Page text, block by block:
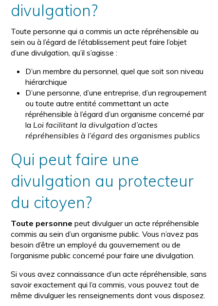
divulgation?
Toute personne qui a commis un acte répréhensible au
sein ou à l’égard de l’établissement peut faire l’objet
d’une divulgation, qu’il s’agisse :
D’un membre du personnel, quel que soit son niveau
hiérarchique
D’une personne, d’une entreprise, d’un regroupement
ou toute autre entité commettant un acte
répréhensible à l’égard d’un organisme concerné par
la Loi facilitant la divulgation d’actes
répréhensibles à l’égard des organismes publics
Qui peut faire une
divulgation au protecteur
du citoyen?
Toute personne peut divulguer un acte répréhensible
commis au sein d’un organisme public. Vous n’avez pas
besoin d’être un employé du gouvernement ou de
l’organisme public concerné pour faire une divulgation.
Si vous avez connaissance d’un acte répréhensible, sans
savoir exactement qui l’a commis, vous pouvez tout de
même divulguer les renseignements dont vous disposez.